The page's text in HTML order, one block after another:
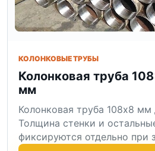
КОЛОНКОВЫЕ ТРУБЫ
Колонковая труба
мм
Колонковая труба 108x8
Толщина стенки и
фиксируются отдельно при